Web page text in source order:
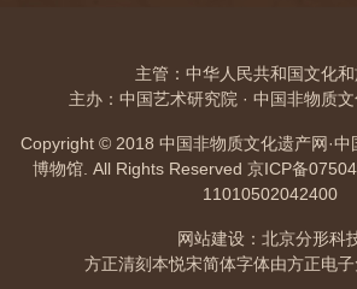
主管：中华人民共和国文化
主办：中国艺术研究院 · 中国非物质
Copyright © 2018 中国非物质文化遗产网·
博物馆. All Rights Reserved 京ICP备
11010502042400
网站建设：北京分形科
方正清刻本悦宋简体字体由方正电